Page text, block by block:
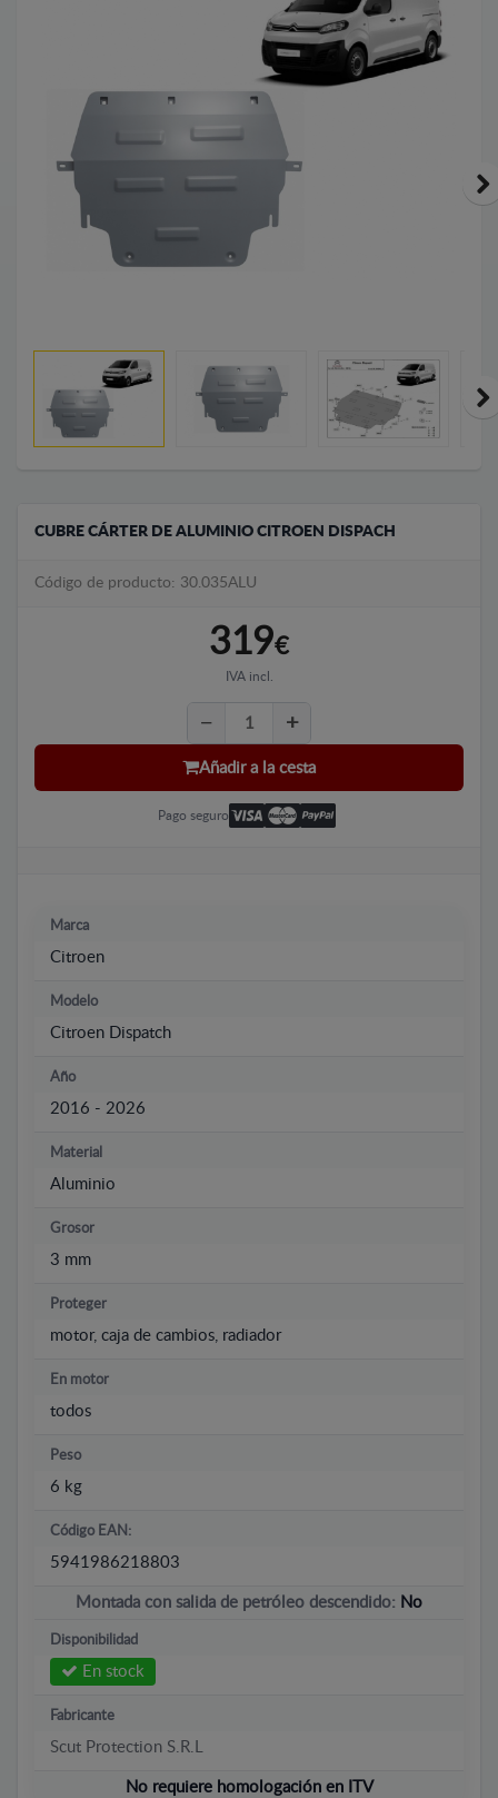
CUBRE CÁRTER DE ALUMINIO CITROEN DISPACH
Código de producto: 30.035ALU
319€
IVA incl.
Añadir a la cesta
Pago seguro
Marca
Citroen
Modelo
Citroen Dispatch
Año
2016 - 2026
Material
Aluminio
Grosor
3 mm
Proteger
motor, caja de cambios, radiador
En motor
todos
Peso
6 kg
Código EAN:
5941986218803
Montada con salida de petróleo descendido: No
Disponibilidad
En stock
Fabricante
Scut Protection S.R.L
No requiere homologación en ITV